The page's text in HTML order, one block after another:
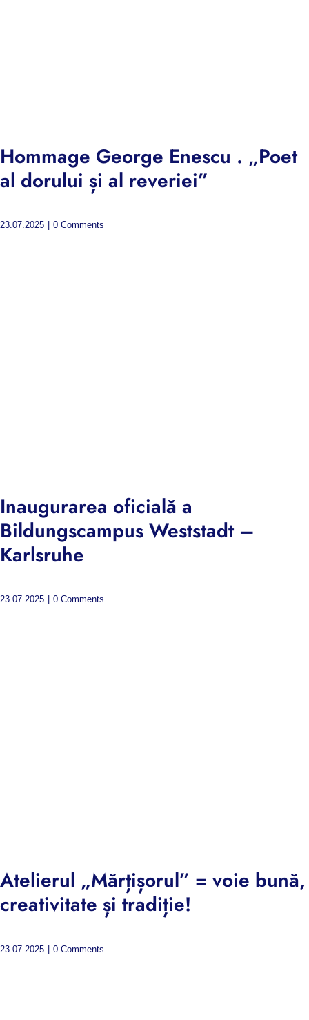
Hommage George Enescu . „Poet
al dorului și al reveriei”
23.07.2025 0 Comments
Inaugurarea oficială a
Bildungscampus Weststadt –
Karlsruhe
23.07.2025 0 Comments
Atelierul „Mărțișorul” = voie bună,
creativitate și tradiție!
23.07.2025 | 0 Comments